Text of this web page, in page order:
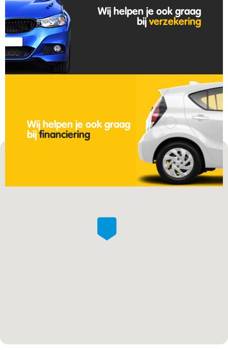
Wij helpen je ook graag
bij verzekering
Wij helpen je ook graag
bijfinanciering